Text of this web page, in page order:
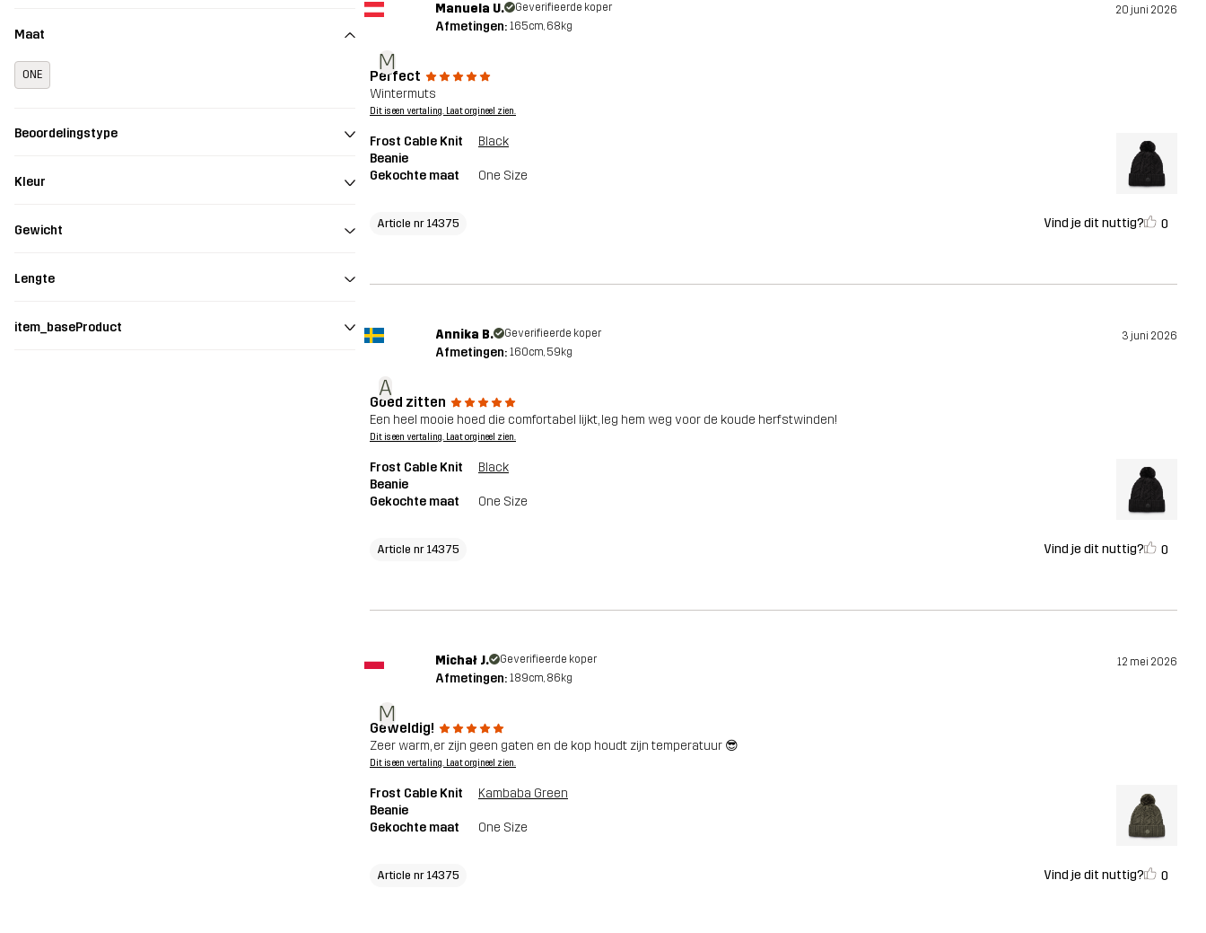
Maat
ONE
Beoordelingstype
Kleur
Gewicht
Lengte
item_baseProduct
M
Manuela U. Geverifieerde koper 20 juni 2026
Afmetingen: 165cm, 68kg
Perfect
Wintermuts
Dit is een vertaling. Laat orgineel zien.
Frost Cable Knit
Beanie
Black
Gekochte maat One Size
Article nr 14375 Vind je dit nuttig? 0
A
Annika B. Geverifieerde koper 3 juni 2026
Afmetingen: 160cm, 59kg
Goed zitten
Een heel mooie hoed die comfortabel lijkt, leg hem weg voor de koude herfstwinden!
Dit is een vertaling. Laat orgineel zien.
Frost Cable Knit
Beanie
Black
Gekochte maat One Size
Article nr 14375 Vind je dit nuttig? 0
M
Michał J. Geverifieerde koper 12 mei 2026
Afmetingen: 189cm, 86kg
Geweldig!
Zeer warm, er zijn geen gaten en de kop houdt zijn temperatuur 😎
Dit is een vertaling. Laat orgineel zien.
Frost Cable Knit
Beanie
Kambaba Green
Gekochte maat One Size
Article nr 14375 Vind je dit nuttig? 0